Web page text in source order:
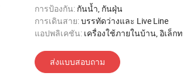
การป้องกัน: กันน้ำ, กันฝุ่น
การเดินสาย:บรรทัดว่างและ Live Line
แอปพลิเคชัน: เครื่องใช้ภายในบ้าน, อิเล็กทรอนิกส์, แสงสว่าง, อุตสาหกรรม, อพาร์ทเมนท์ / วิล
ส่งแบบสอบถาม